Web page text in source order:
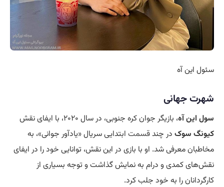
سئول این آه
شهرت جهانی
سول این آه، بازیگر جوان کره جنوبی، در سال ۲۰۲۰، با ایفای نقش
کیونگ سوک در چندقسمت ابتدایی سریال «یادآور جوانی»، به
مخاطبان معرفی شد. او با بازی در این نقش، توانایی خود را در ایفای
نقش‌های کمدی و درام به نمایش گذاشت و توجه بسیاری از
کارگردانان را به خود جلب کرد.